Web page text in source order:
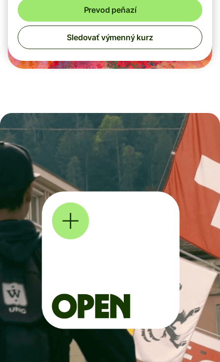
Prevod peňazí
Sledovať výmenný kurz